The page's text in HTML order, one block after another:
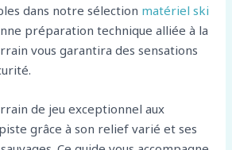
dans notre sélection matériel ski
préparation technique alliée à la
vous garantira des sensations
de jeu exceptionnel aux
grâce à son relief varié et ses